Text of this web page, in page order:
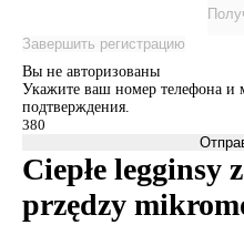
Завершить регистрацию
Вы не авторизованы
Укажите ваш номер телефона и
подтверждения.
Ciepłe legginsy
przędzy